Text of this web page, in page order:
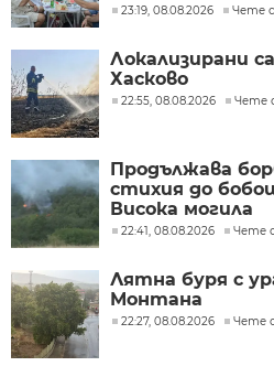
23:19, 08.08.2026 Чете
Локализирани
Хасково
22:55, 08.08.2026 Чете
Продължава
стихия до
Висока могила
22:41, 08.08.2026 Чете
Лятна буря с
Монтана
22:27, 08.08.2026 Чете